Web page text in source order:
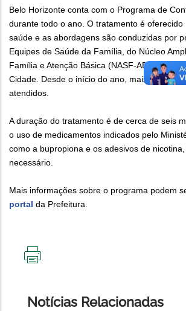
Belo Horizonte conta com o Programa de
durante todo o ano. O tratamento é oferecido
saúde e as abordagens são conduzidas por
Equipes de Saúde da Família, do Núcleo
Família e Atenção Básica (NASF-AB) e das
Cidade. Desde o início do ano, mais de 1,2
atendidos.
A duração do tratamento é de cerca de seis
o uso de medicamentos indicados pelo
como a bupropiona e os adesivos de
necessário.
Mais informações sobre o programa podem
portal da Prefeitura.
Notícias Relacionadas